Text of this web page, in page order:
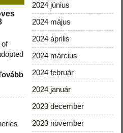
of
2024 június
2024 május
2024 április
2024 március
2024 február
2024 január
2023 december
2023 november